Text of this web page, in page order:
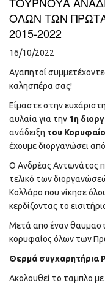
ΟΛΩΝ ΤΩΝ
2015-2022
16/10/2022
Αγαπητοί
καλησπέρα σας!
Είμαστε στην
αυλαία για την 1η
ανάδειξη του
έχουμε διοργανώσει
Ο Ανδρέας Αντωνάτος
τελικό των
Κολλάρο που νίκησε
κερδίζοντας το
Μετά απο έναν
κορυφαίος όλων των
Θερμά συγχαρητήρια
Ακολουθεί το ταμπλο